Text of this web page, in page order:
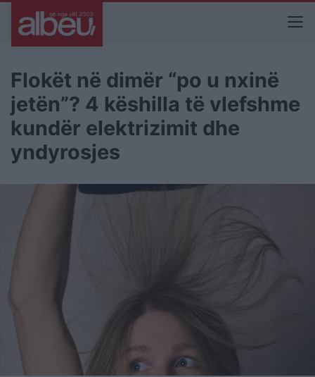
Flokët në dimër “po u nxinë
jetën”? 4 këshilla të vlefshme
kundër elektrizimit dhe
yndyrosjes